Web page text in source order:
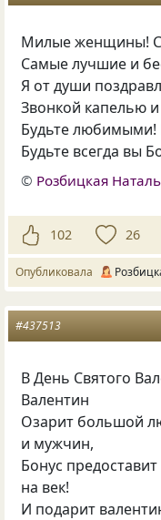
Милые женщины!
Самые лучшие и
Я от души
Звонкой капелью
Будьте любимыми!
Будьте всегда вы
© Розбицкая
102 26
Опубликовала
#437513
В День Святого
Валентин
Озарит большой
и мужчин,
Бонус
на век!
И подарит